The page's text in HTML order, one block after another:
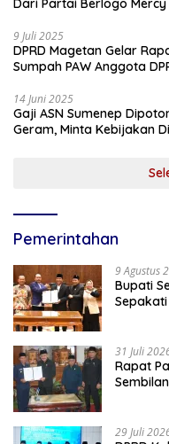
Dari Partai Berlogo Mercy
9 Juli 2025
DPRD Magetan Gelar
Sumpah PAW Anggota
14 Juni 2025
Gaji ASN Sumenep
Geram, Minta Kebijakan
Pemerintahan
9 Agustus
Bupati
Sepakati
31 Juli
Rapat
29 Juli